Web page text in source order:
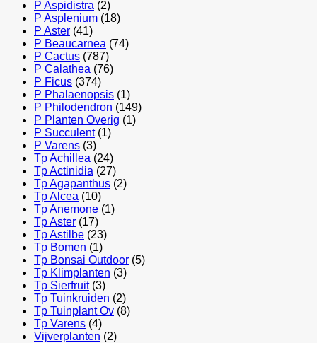
P Aspidistra (2)
P Asplenium (18)
P Aster (41)
P Beaucarnea (74)
P Cactus (787)
P Calathea (76)
P Ficus (374)
P Phalaenopsis (1)
P Philodendron (149)
P Planten Overig (1)
P Succulent (1)
P Varens (3)
Tp Achillea (24)
Tp Actinidia (27)
Tp Agapanthus (2)
Tp Alcea (10)
Tp Anemone (1)
Tp Aster (17)
Tp Astilbe (23)
Tp Bomen (1)
Tp Bonsai Outdoor (5)
Tp Klimplanten (3)
Tp Sierfruit (3)
Tp Tuinkruiden (2)
Tp Tuinplant Ov (8)
Tp Varens (4)
Vijverplanten (2)